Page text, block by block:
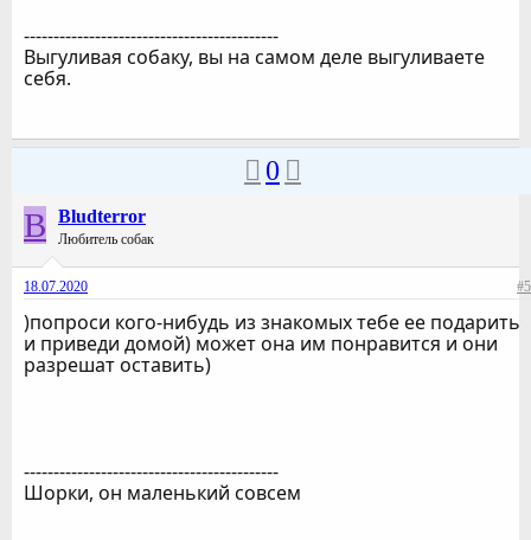
-------------------------------------------
Выгуливая собаку, вы на самом деле выгуливаете
себя.
0
B Bludterror
Любитель собак
18.07.2020 #5
)попроси кого-нибудь из знакомых тебе ее подарить
и приведи домой) может она им понравится и они
разрешат оставить)
-------------------------------------------
Шорки, он маленький совсем